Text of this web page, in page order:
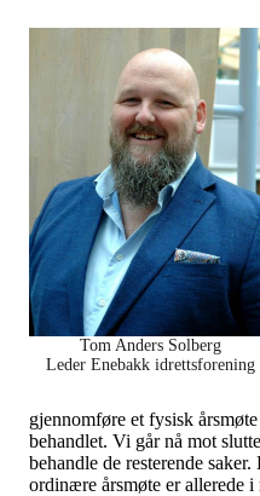
Tom Anders Solberg
Leder Enebakk idrettsforening
gjennomføre et fysisk
behandlet. Vi går nå mot
behandle de resterende
ordinære årsmøte er allerede i